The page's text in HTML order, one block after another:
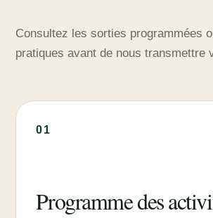
Consultez les sorties programmées
pratiques avant de nous transmettre
01
Programme des